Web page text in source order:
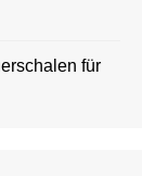
für